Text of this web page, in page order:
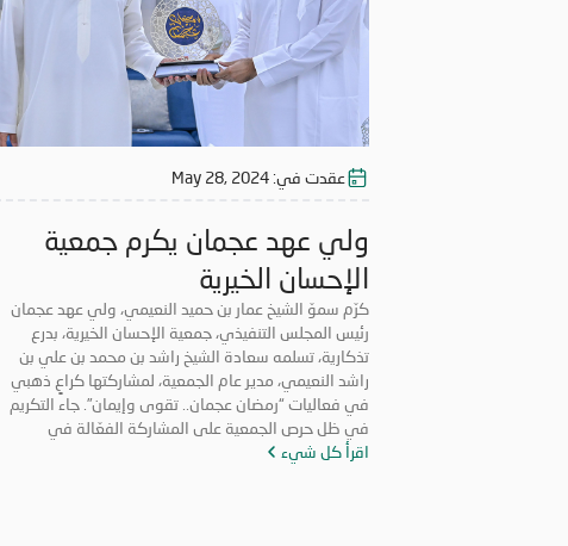
عقدت في: May 28, 2024
ولي عهد عجمان يكرم جمعية
الإحسان الخيرية
كرّم سموّ الشيخ عمار بن حميد النعيمي، ولي عهد عجمان
رئيس المجلس التنفيذي، جمعية الإحسان الخيرية، بدرع
تذكارية، تسلمه سعادة الشيخ راشد بن محمد بن علي بن
راشد النعيمي، مدير عام الجمعية، لمشاركتها كراعٍ ذهبي
في فعاليات “رمضان عجمان.. تقوى وإيمان”. جاء التكريم
في ظل حرص الجمعية على المشاركة الفعّالة في
الفعاليات والمبادرات التي لها قيمة مضافة تعود على
اقرأ كل شيء